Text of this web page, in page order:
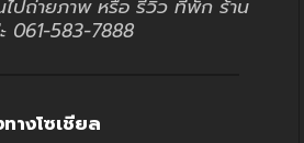
ไปถ่ายภาพ หรือ รีวิว ที่พัก ร้าน
061-583-7888
างโซเชียล